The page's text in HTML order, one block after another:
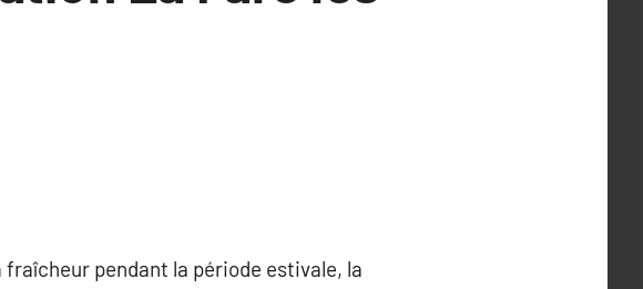
pendant la période estivale, la